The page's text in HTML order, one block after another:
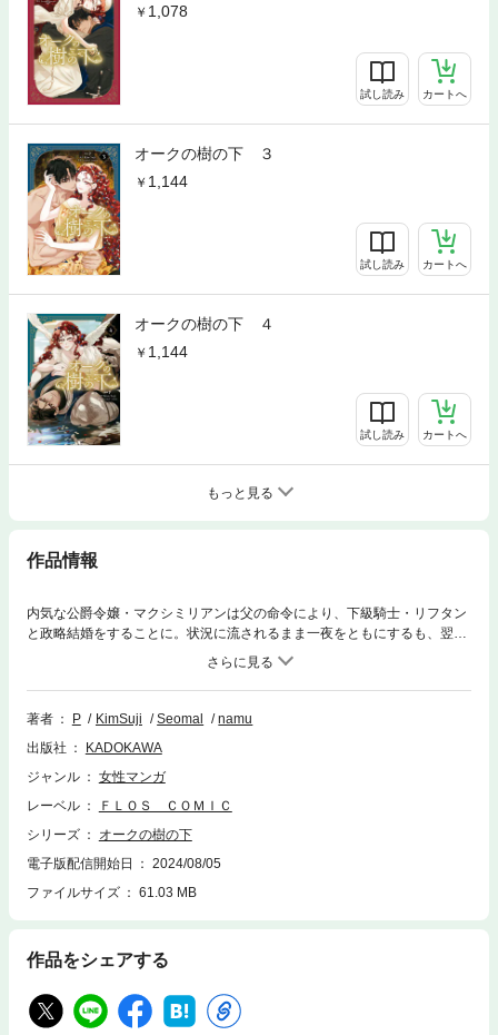
1,078
試し読み カートへ
オークの樹の下 ３
1,144
試し読み カートへ
オークの樹の下 ４
1,144
試し読み カートへ
もっと見る
作品情報
内気な公爵令嬢・マクシミリアンは父の命令により、下級騎士・リフタン
と政略結婚をすることに。状況に流されるまま一夜をともにするも、翌朝
には彼の姿はなくすでにドラゴン討伐へと旅立ったあとだった――。それ
から３年後、大陸中に名を馳せる英雄となって帰還したリフタン。しかし
彼には王女との縁談話が持ち上がっていて…！？話題の“じれキュン”ロマ
ンスファンタジー、待望の第１巻！！
著者 P KimSuji Seomal
namu
出版社
KADOKAWA
ジャンル
女性マンガ
レーベル
ＦＬＯＳ ＣＯＭＩＣ
シリーズ
オークの樹の下
電子版配信開始日
2024/08/05
ファイルサイズ
61.03 MB
作品をシェアする